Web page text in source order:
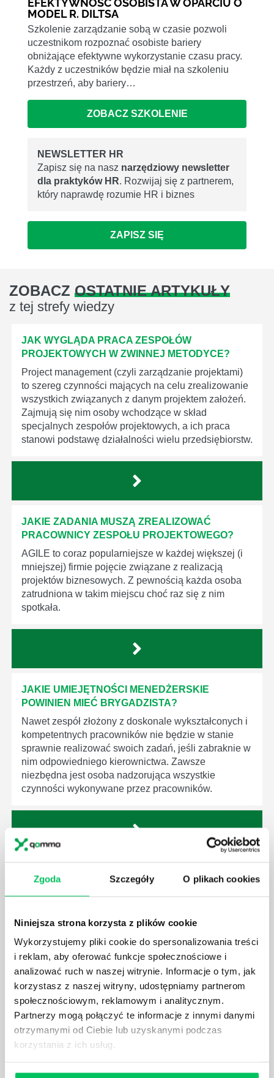
Zgoda Szczegóły O plikach cookies
Niniejsza strona korzysta z plików cookie
Wykorzystujemy pliki cookie do spersonalizowania treści
i reklam, aby oferować funkcje społecznościowe i
analizować ruch w naszej witrynie. Informacje o tym, jak
korzystasz z naszej witryny, udostępniamy partnerom
społecznościowym, reklamowym i analitycznym.
Partnerzy mogą połączyć te informacje z innymi danymi
otrzymanymi od Ciebie lub uzyskanymi podczas
korzystania z ich usług.
MODEL R. DILTSA
Szkolenie zarządzanie sobą w czasie pozwoli
uczestnikom rozpoznać osobiste bariery
obniżające efektywne wykorzystanie czasu pracy.
Każdy z uczestników będzie miał na szkoleniu
przestrzeń, aby bariery…
ZOBACZ SZKOLENIE
NEWSLETTER HR
Zapisz się na nasz narzędziowy newsletter
dla praktyków HR. Rozwijaj się z partnerem,
który naprawdę rozumie HR i biznes
ZAPISZ SIĘ
ZOBACZ OSTATNIE ARTYKUŁY
z tej strefy wiedzy
JAK WYGLĄDA PRACA ZESPOŁÓW
PROJEKTOWYCH W ZWINNEJ METODYCE?
Project management (czyli zarządzanie projektami)
to szereg czynności mających na celu zrealizowanie
wszystkich związanych z danym projektem założeń.
Zajmują się nim osoby wchodzące w skład
specjalnych zespołów projektowych, a ich praca
stanowi podstawę działalności wielu przedsiębiorstw.
JAKIE ZADANIA MUSZĄ ZREALIZOWAĆ
PRACOWNICY ZESPOŁU PROJEKTOWEGO?
AGILE to coraz popularniejsze w każdej większej (i
mniejszej) firmie pojęcie związane z realizacją
projektów biznesowych. Z pewnością każda osoba
zatrudniona w takim miejscu choć raz się z nim
spotkała.
JAKIE UMIEJĘTNOŚCI MENEDŻERSKIE
POWINIEN MIEĆ BRYGADZISTA?
Nawet zespół złożony z doskonale wykształconych i
kompetentnych pracowników nie będzie w stanie
sprawnie realizować swoich zadań, jeśli zabraknie w
nim odpowiedniego kierownictwa. Zawsze
niezbędna jest osoba nadzorująca wszystkie
czynności wykonywane przez pracowników.
KOMPETENCJE MENEDŻERSKIE?
firmie. Osoba je pełniąca jest w pełni odpowiedzialna
za realizację działań podległych mu osób oraz
działu.
JAKĄ METODĘ ZARZĄDZANIA POWINIEN ZNAĆ
KAŻDY MENEDŻER?
się niezwykle przydatne. Zarządzanie zasobami